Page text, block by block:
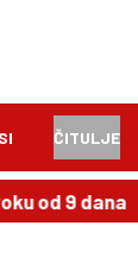
ČITULJE
18:00